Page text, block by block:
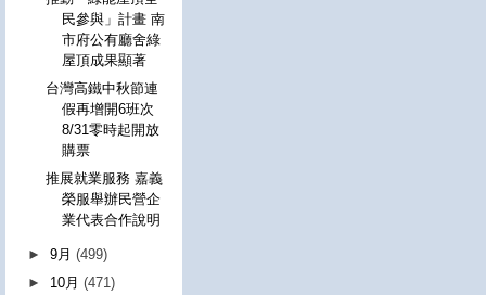
民參與」計畫 南
市府公有廳舍綠
屋頂成果顯著
台灣高鐵中秋節連
假再增開6班次
8/31零時起開放
購票
推展就業服務 嘉義
榮服舉辦民營企
業代表合作說明
►9月(499)
► 10月(471)